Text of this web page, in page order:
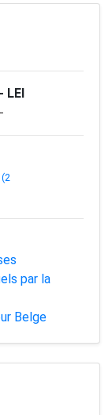
LEI
-
(2
par la
Belge